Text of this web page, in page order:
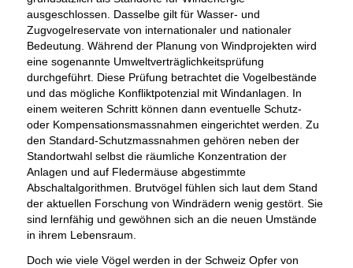
ausgeschlossen. Dasselbe gilt für Wasser- und
Zugvogelreservate von internationaler und nationaler
Bedeutung. Während der Planung von Windprojekten wird
eine sogenannte Umweltverträglichkeitsprüfung
durchgeführt. Diese Prüfung betrachtet die Vogelbestände
und das mögliche Konfliktpotenzial mit Windanlagen. In
einem weiteren Schritt können dann eventuelle Schutz-
oder Kompensationsmassnahmen eingerichtet werden. Zu
den Standard-Schutzmassnahmen gehören neben der
Standortwahl selbst die räumliche Konzentration der
Anlagen und auf Fledermäuse abgestimmte
Abschaltalgorithmen. Brutvögel fühlen sich laut dem Stand
der aktuellen Forschung von Windrädern wenig gestört. Sie
sind lernfähig und gewöhnen sich an die neuen Umstände
in ihrem Lebensraum.
Doch wie viele Vögel werden in der Schweiz Opfer von